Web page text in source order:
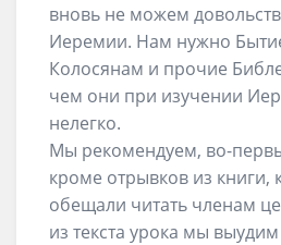
вновь не можем
Иеремии. Нам нужно
Колосянам и прочие
чем они при изучении
нелегко.
Мы рекомендуем, во-
кроме отрывков из книги,
обещали читать членам
из текста урока мы